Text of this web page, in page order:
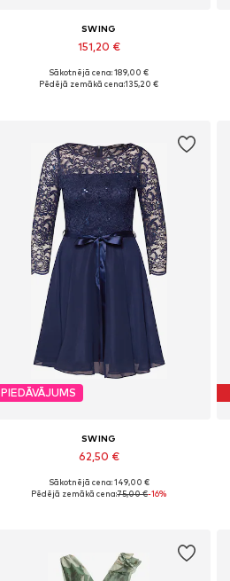
SWING
151,20 €
Pieejamie izmēri: 34, 36, 38, 42
Sākotnējā cena: 189,00 €
Pēdējā zemākā cena:135,20 €
PIEDĀVĀJUMS
SWING
62,50 €
Pieejamie izmēri: 38, 40, 42, 44
Sākotnējā cena: 149,00 €
Pēdējā zemākā cena:75,00 €-16%